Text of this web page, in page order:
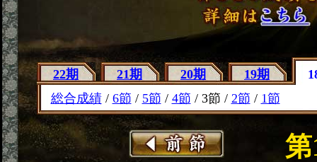
22期 21期 20期 19期
総合成績/ 6節 / 5節 / 4節 / 3節 / 2節 / 1節
第